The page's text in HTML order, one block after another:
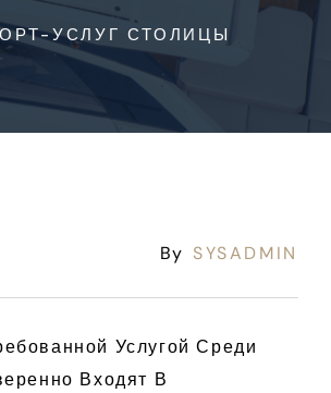
УСЛУГ СТОЛИЦЫ
By SYSADMIN
Услугой Среди
Входят В